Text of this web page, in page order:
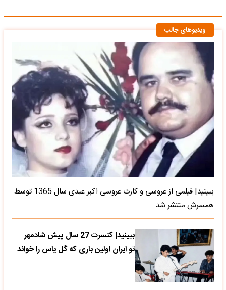
ویدیوهای جالب
ببینید| فیلمی از عروسی و کارت عروسی اکبر عبدی سال 1365 توسط
همسرش منتشر شد
ببینید| کنسرت 27 سال پیش شادمهر
تو ایران اولین باری که گل یاس را خواند